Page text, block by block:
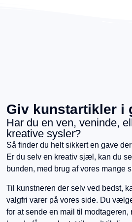
Giv kunstartikler i
Har du en ven, veninde,
kreative sysler?
Så finder du helt sikkert en gave
Er du selv en kreativ sjæl, kan du
bunden, med brug af vores mange
Til kunstneren der selv ved bedst,
valgfri varer på vores side. Du
for at sende en mail til